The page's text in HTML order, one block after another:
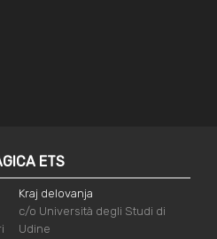
ETS
Kraj delovanja
c/o Università degli Studi di
Udine